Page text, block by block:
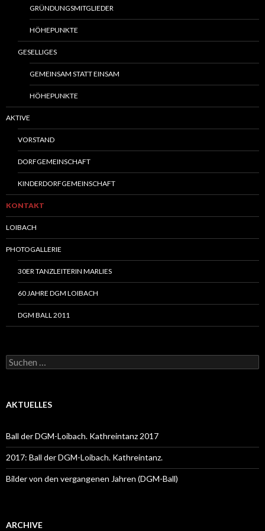
GRÜNDUNGSMITGLIEDER
HÖHEPUNKTE
GESELLIGES
GEMEINSAM STATT EINSAM
HÖHEPUNKTE
AKTIVE
VORSTAND
DORFGEMEINSCHAFT
KINDERDORFGEMEINSCHAFT
KONTAKT
LOIBACH
PHOTOGALLERIE
30ER TANZLEITERIN MARLIES
60 JAHRE DGM LOIBACH
DGM BALL 2011
Suche nach:
AKTUELLES
Ball der DGM-Loibach. Kathreintanz 2017
2017: Ball der DGM-Loibach. Kathreintanz.
Bilder von den vergangenen Jahren (DGM-Ball)
ARCHIVE